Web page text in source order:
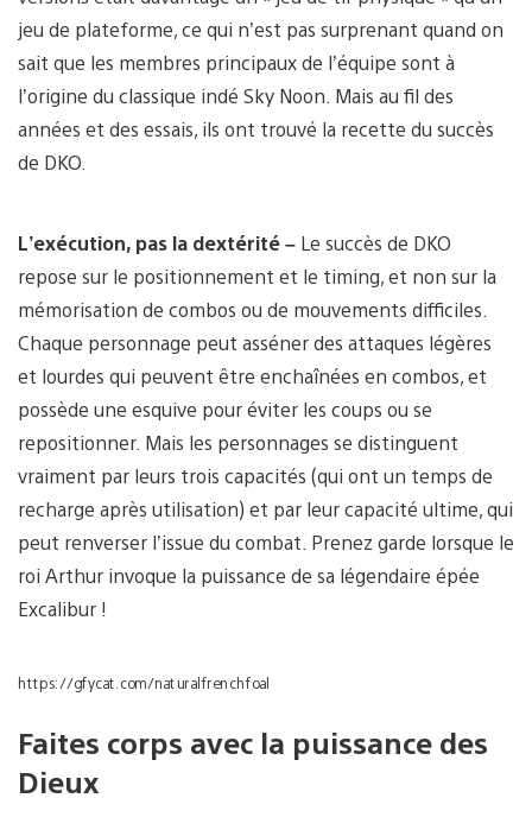
jeu de plateforme, ce qui n’est pas surprenant quand on
sait que les membres principaux de l’équipe sont à
l’origine du classique indé Sky Noon. Mais au fil des
années et des essais, ils ont trouvé la recette du succès
de DKO.
L’exécution, pas la dextérité – Le succès de DKO
repose sur le positionnement et le timing, et non sur la
mémorisation de combos ou de mouvements difficiles.
Chaque personnage peut asséner des attaques légères
et lourdes qui peuvent être enchaînées en combos, et
possède une esquive pour éviter les coups ou se
repositionner. Mais les personnages se distinguent
vraiment par leurs trois capacités (qui ont un temps de
recharge après utilisation) et par leur capacité ultime, qui
peut renverser l’issue du combat. Prenez garde lorsque le
roi Arthur invoque la puissance de sa légendaire épée
Excalibur !
https://gfycat.com/naturalfrenchfoal
Faites corps avec la puissance des
Dieux